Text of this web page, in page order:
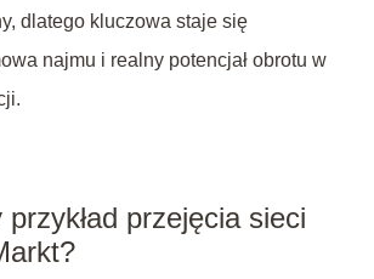
dlatego kluczowa staje się
najmu i realny potencjał obrotu w
przejęcia sieci